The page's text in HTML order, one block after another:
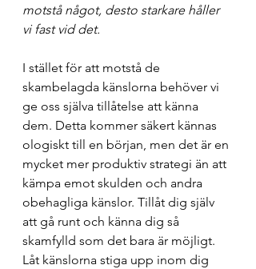
motstå något, desto starkare håller
vi fast vid det.
I stället för att motstå de
skambelagda känslorna behöver vi
ge oss själva tillåtelse att känna
dem. Detta kommer säkert kännas
ologiskt till en början, men det är en
mycket mer produktiv strategi än att
kämpa emot skulden och andra
obehagliga känslor. Tillåt dig själv
att gå runt och känna dig så
skamfylld som det bara är möjligt.
Låt känslorna stiga upp inom dig